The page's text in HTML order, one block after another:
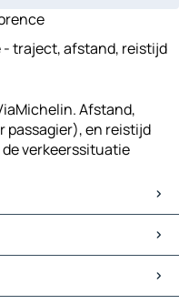
- traject, afstand, reistijd
Afstand,
passagier), en reistijd
verkeerssituatie